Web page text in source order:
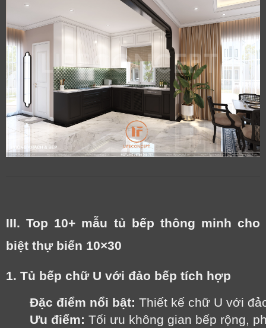
III. Top 10+ mẫu tủ bếp thông minh cho
biệt thự biển 10×30
1. Tủ bếp chữ U với đảo bếp tích hợp
Đặc điểm nổi bật: Thiết kế chữ U với
Ưu điểm: Tối ưu không gian bếp rộng,